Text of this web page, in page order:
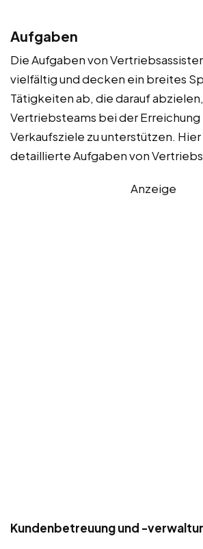
Aufgaben
Die Aufgaben von
vielfältig und decken ein breites
Tätigkeiten ab, die darauf
Vertriebsteams bei der Erreichung
Verkaufsziele zu unterstützen.
detaillierte Aufgaben von
Anzeige
Kundenbetreuung und -